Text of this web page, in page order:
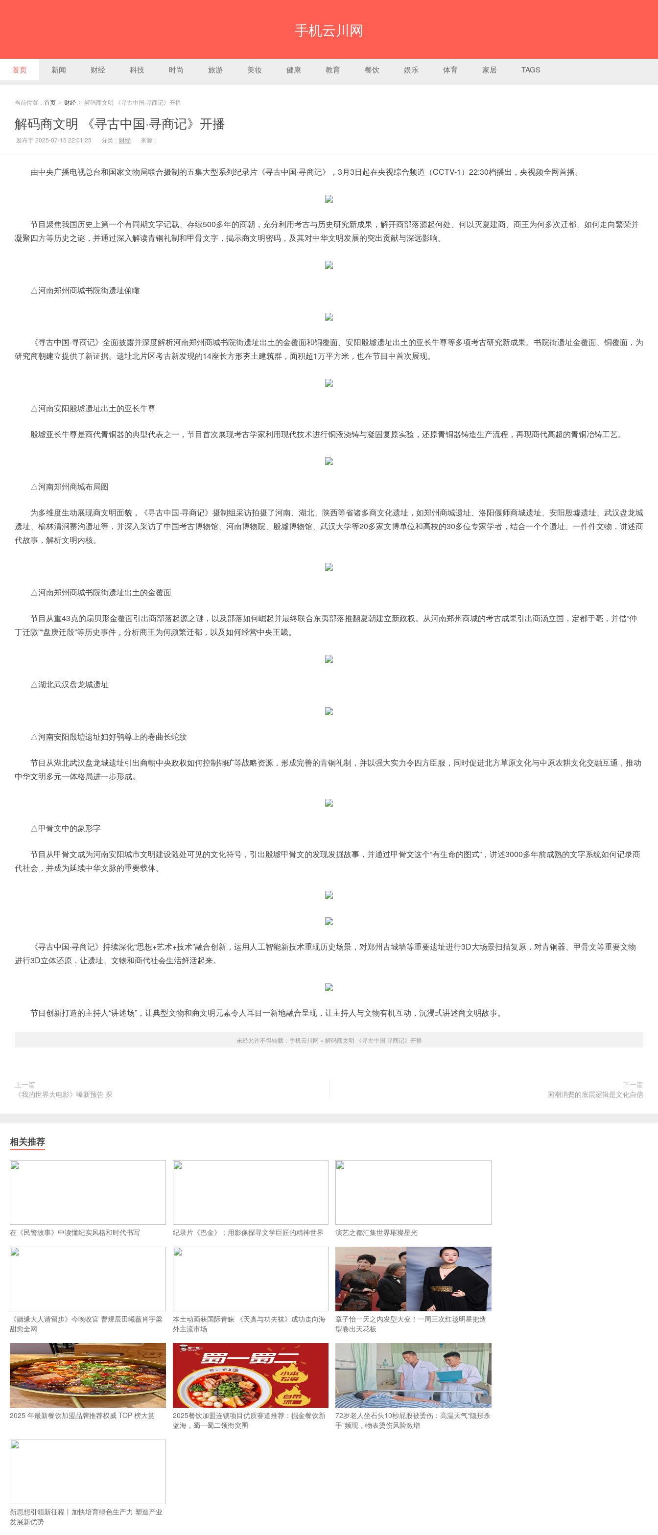
手机云川网
首页 新闻 财经 科技 时尚 旅游 美妆 健康 教育 餐饮 娱乐 体育 家居 TAGS
当前位置： 首页 > 财经 > 解码商文明 《寻古中国·寻商记》开播
解码商文明 《寻古中国·寻商记》开播
发布于 2025-07-15 22:01:25 分类： 财经 来源：
由中央广播电视总台和国家文物局联合摄制的五集大型系列纪录片《寻古中国·寻商记》，3月3日起在央视综合频道（CCTV-1）22:30档播出，央视频全网首播。
节目聚焦我国历史上第一个有同期文字记载、存续500多年的商朝，充分利用考古与历史研究新成果，解开商部落源起何处、何以灭夏建商、商王为何多次迁都、如何走向繁荣并
凝聚四方等历史之谜，并通过深入解读青铜礼制和甲骨文字，揭示商文明密码，及其对中华文明发展的突出贡献与深远影响。
△河南郑州商城书院街遗址俯瞰
《寻古中国·寻商记》全面披露并深度解析河南郑州商城书院街遗址出土的金覆面和铜覆面、安阳殷墟遗址出土的亚长牛尊等多项考古研究新成果。书院街遗址金覆面、铜覆面，为
研究商朝建立提供了新证据。遗址北片区考古新发现的14座长方形夯土建筑群，面积超1万平方米，也在节目中首次展现。
△河南安阳殷墟遗址出土的亚长牛尊
殷墟亚长牛尊是商代青铜器的典型代表之一，节目首次展现考古学家利用现代技术进行铜液浇铸与凝固复原实验，还原青铜器铸造生产流程，再现商代高超的青铜冶铸工艺。
△河南郑州商城布局图
为多维度生动展现商文明面貌，《寻古中国·寻商记》摄制组采访拍摄了河南、湖北、陕西等省诸多商文化遗址，如郑州商城遗址、洛阳偃师商城遗址、安阳殷墟遗址、武汉盘龙城
遗址、榆林清涧寨沟遗址等，并深入采访了中国考古博物馆、河南博物院、殷墟博物馆、武汉大学等20多家文博单位和高校的30多位专家学者，结合一个个遗址、一件件文物，讲述商
代故事，解析文明内核。
△河南郑州商城书院街遗址出土的金覆面
节目从重43克的扇贝形金覆面引出商部落起源之谜，以及部落如何崛起并最终联合东夷部落推翻夏朝建立新政权。从河南郑州商城的考古成果引出商汤立国，定都于亳，并借“仲
丁迁隞”“盘庚迁殷”等历史事件，分析商王为何频繁迁都，以及如何经营中央王畿。
△湖北武汉盘龙城遗址
△河南安阳殷墟遗址妇好鸮尊上的卷曲长蛇纹
节目从湖北武汉盘龙城遗址引出商朝中央政权如何控制铜矿等战略资源，形成完善的青铜礼制，并以强大实力令四方臣服，同时促进北方草原文化与中原农耕文化交融互通，推动
中华文明多元一体格局进一步形成。
△甲骨文中的象形字
节目从甲骨文成为河南安阳城市文明建设随处可见的文化符号，引出殷墟甲骨文的发现发掘故事，并通过甲骨文这个“有生命的图式”，讲述3000多年前成熟的文字系统如何记录商
代社会，并成为延续中华文脉的重要载体。
《寻古中国·寻商记》持续深化“思想+艺术+技术”融合创新，运用人工智能新技术重现历史场景，对郑州古城墙等重要遗址进行3D大场景扫描复原，对青铜器、甲骨文等重要文物
进行3D立体还原，让遗址、文物和商代社会生活鲜活起来。
节目创新打造的主持人“讲述场”，让典型文物和商文明元素令人耳目一新地融合呈现，让主持人与文物有机互动，沉浸式讲述商文明故事。
未经允许不得转载： 手机云川网 » 解码商文明 《寻古中国·寻商记》开播
上一篇
《我的世界大电影》曝新预告 探
下一篇
国潮消费的底层逻辑是文化自信
相关推荐
在《民警故事》中读懂纪实风格和时代书写 纪录片《巴金》：用影像探寻文学巨匠的精神世界 演艺之都汇集世界璀璨星光
《姻缘大人请留步》今晚收官 曹煜辰田曦薇肖宇梁
甜愈全网
本土动画获国际青睐 《天真与功夫袜》成功走向海
外主流市场
章子怡一天之内发型大变！一周三次红毯明星把造
型卷出天花板
2025 年最新餐饮加盟品牌推荐权威 TOP 榜大赏
2025餐饮加盟连锁项目优质赛道推荐：掘金餐饮新
蓝海，蜀一蜀二领衔突围
72岁老人坐石头10秒屁股被烫伤：高温天气“隐形杀
手”频现，物表烫伤风险激增
新思想引领新征程丨加快培育绿色生产力 塑造产业
发展新优势